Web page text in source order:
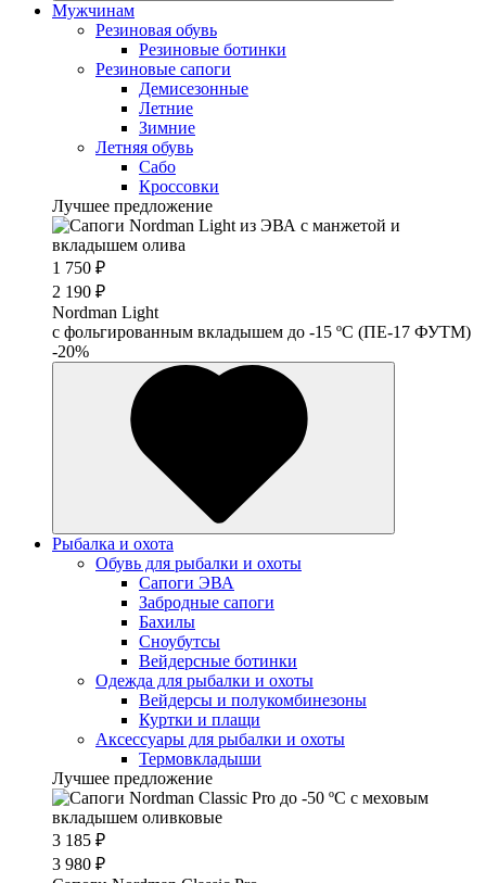
Мужчинам
Резиновая обувь
Резиновые ботинки
Резиновые сапоги
Демисезонные
Летние
Зимние
Летняя обувь
Сабо
Кроссовки
Лучшее предложение
1 750 ₽
2 190 ₽
Nordman Light
c фольгированным вкладышем до -15 ºС (ПЕ-17 ФУТМ)
-20%
Рыбалка и охота
Обувь для рыбалки и охоты
Сапоги ЭВА
Забродные сапоги
Бахилы
Сноубутсы
Вейдерсные ботинки
Одежда для рыбалки и охоты
Вейдерсы и полукомбинезоны
Куртки и плащи
Аксессуары для рыбалки и охоты
Термовкладыши
Лучшее предложение
3 185 ₽
3 980 ₽